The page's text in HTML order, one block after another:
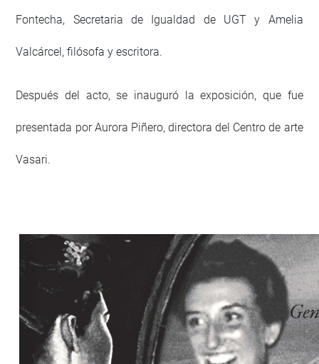
Fontecha, Secretaria de Igualdad de UGT y Amelia
Valcárcel, filósofa y escritora.
Después del acto, se inauguró la exposición, que fue
presentada por Aurora Piñero, directora del Centro de arte
Vasari.